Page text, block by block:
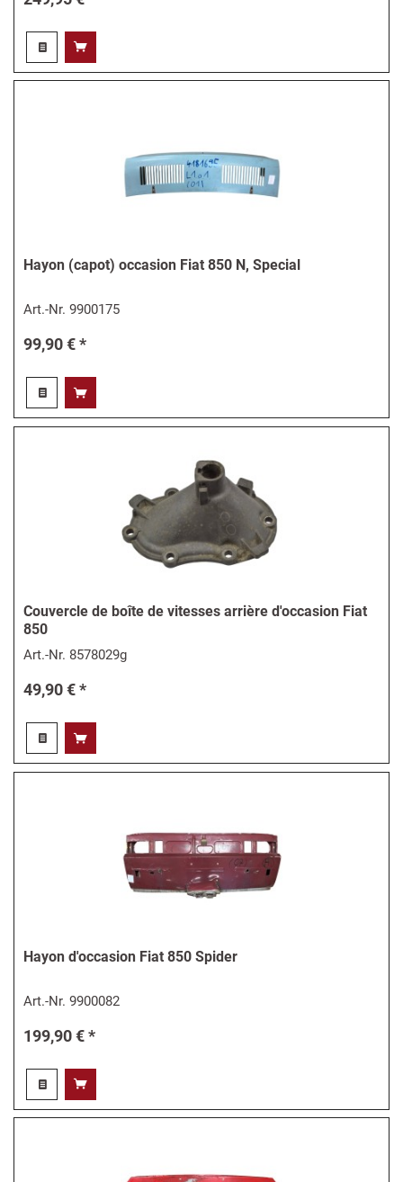
Hayon (capot) occasion Fiat 850 N, Special
Art.-Nr.9900175
99,90 € *
Couvercle de boîte de vitesses arrière d'occasion Fiat
850
Art.-Nr. 8578029g
49,90 € *
Hayon d'occasion Fiat 850 Spider
Art.-Nr.9900082
199,90 € *